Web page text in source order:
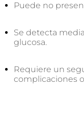
Puede no
Se detecta
glucosa.
Requiere un
complicaciones